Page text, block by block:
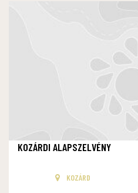
KOZÁRDI ALAPSZELVÉNY
KOZÁRD